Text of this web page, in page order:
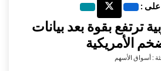
:
ترتفع بقوة بعد بيانات
الأمريكية
: أسواق الأسهم